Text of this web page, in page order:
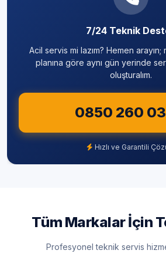
7/24 Teknik
Acil servis mi lazım? Hemen
planına göre aynı gün yerinde
oluşturalım.
0850 260
Hızlı ve Garantili
Tüm Markalar İçin
Profesyonel teknik servis